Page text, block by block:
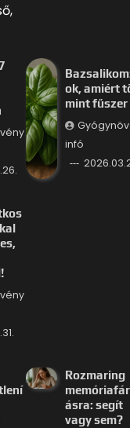
ok, amiért
mint fűszer
infó
Rozmaring
ásra: segít
vagy sem?